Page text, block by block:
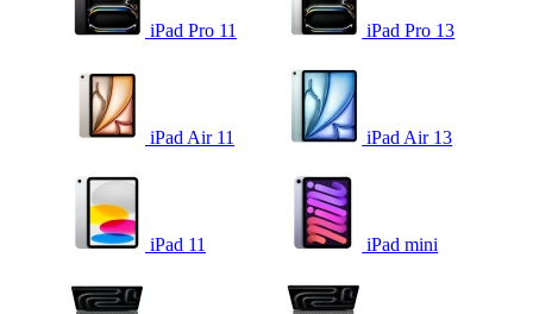
iPad Pro 11 iPad Pro 13
iPad Air 11 iPad Air 13
iPad 11 iPad mini